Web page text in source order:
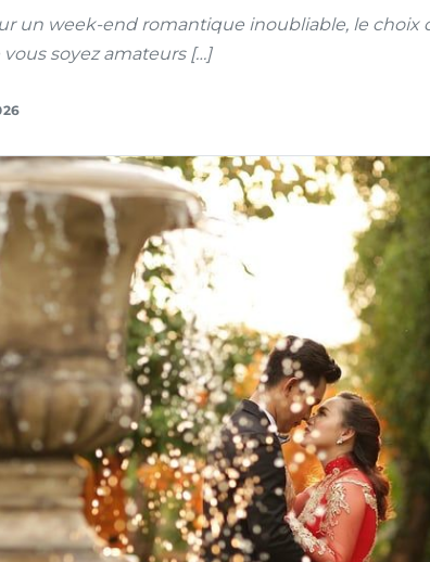
un week-end romantique inoubliable, le choix
soyez amateurs […]